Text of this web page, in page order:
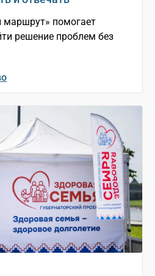
маршрут» помогает
решение проблем без